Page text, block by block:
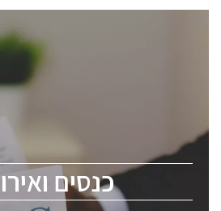
כנסים
כנסים
לכל העוסקים בתעשיית
held on May 12-13, 2026. The